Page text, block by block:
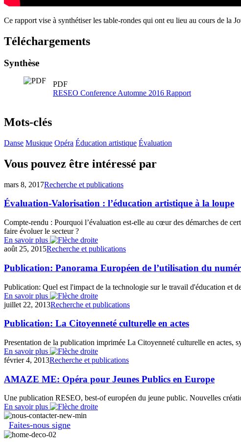
Ce rapport vise à synthétiser les table-rondes qui ont eu lieu au cours de la
Téléchargements
Synthèse
PDF
RESEO Conference Automne 2016 Rapport
Mots-clés
Danse Musique Opéra Éducation artistique Évaluation
Vous pouvez être intéressé par
mars 8, 2017Recherche et publications
Évaluation-Valorisation : l’éducation artistique à la loupe
Compte-rendu : Pourquoi l’évaluation est-elle au cœur des démarches de
faire évoluer le secteur ?
En savoir plus
août 25, 2015Recherche et publications
Publication: Panorama Européen de l’utilisation du
Publication: Quel est l'impact de la technologie sur le travail d'éducation et
En savoir plus
juillet 22, 2013Recherche et publications
Publication: La Citoyenneté culturelle en actes
Presentation de la publication imprimée La Citoyenneté culturelle en actes,
En savoir plus
février 4, 2013Recherche et publications
AMAZE ME: Opéra pour Jeunes Publics en Europe
Une publication RESEO, best-of européen du jeune public. Nouvelles
En savoir plus
Faites-nous signe